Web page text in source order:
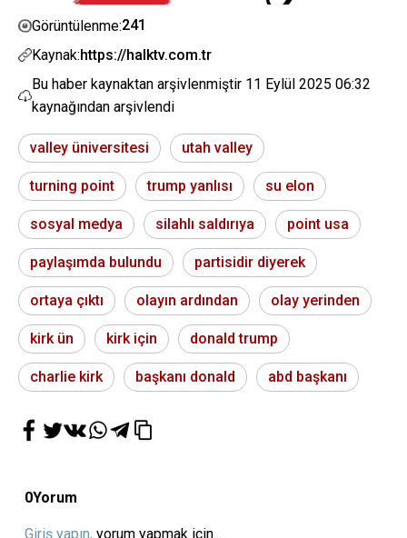
Görüntülenme:241
Kaynak:https://halktv.com.tr
Bu haber kaynaktan arşivlenmiştir 11 Eylül 2025 06:32
kaynağından arşivlendi
valley üniversitesi utah valley
turning point trump yanlısı su elon
sosyal medya silahlı saldırıya point usa
paylaşımda bulundu partisidir diyerek
ortaya çıktı olayın ardından olay yerinden
kirk ün kirk için donald trump
charlie kirk başkanı donald abd başkanı
0Yorum
Giriş yapın, yorum yapmak için...